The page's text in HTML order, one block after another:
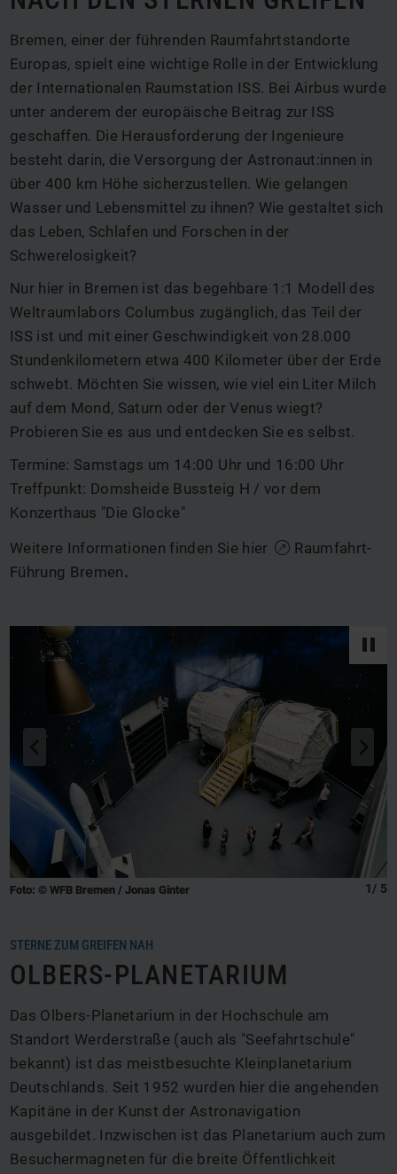
Bremen, einer der führenden Raumfahrtstandorte
Europas, spielt eine wichtige Rolle in der Entwicklung
der Internationalen Raumstation ISS. Bei Airbus wurde
unter anderem der europäische Beitrag zur ISS
geschaffen. Die Herausforderung der Ingenieure
besteht darin, die Versorgung der Astronaut:innen in
über 400 km Höhe sicherzustellen. Wie gelangen
Wasser und Lebensmittel zu ihnen? Wie gestaltet sich
das Leben, Schlafen und Forschen in der
Schwerelosigkeit?
Nur hier in Bremen ist das begehbare 1:1 Modell des
Weltraumlabors Columbus zugänglich, das Teil der
ISS ist und mit einer Geschwindigkeit von 28.000
Stundenkilometern etwa 400 Kilometer über der Erde
schwebt. Möchten Sie wissen, wie viel ein Liter Milch
auf dem Mond, Saturn oder der Venus wiegt?
Probieren Sie es aus und entdecken Sie es selbst.
Termine: Samstags um 14:00 Uhr und 16:00 Uhr
Treffpunkt: Domsheide Bussteig H / vor dem
Konzerthaus "Die Glocke"
Weitere Informationen finden Sie hier
Raumfahrt-
Führung Bremen.
1 / 5
Foto: © WFB Bremen / Jonas Ginter
zurück vor
STERNE ZUM GREIFEN NAH
OLBERS-PLANETARIUM
Das Olbers-Planetarium in der Hochschule am
Standort Werderstraße (auch als "Seefahrtschule"
bekannt) ist das meistbesuchte Kleinplanetarium
Deutschlands. Seit 1952 wurden hier die angehenden
Kapitäne in der Kunst der Astronavigation
ausgebildet. Inzwischen ist das Planetarium auch zum
Besuchermagneten für die breite Öffentlichkeit